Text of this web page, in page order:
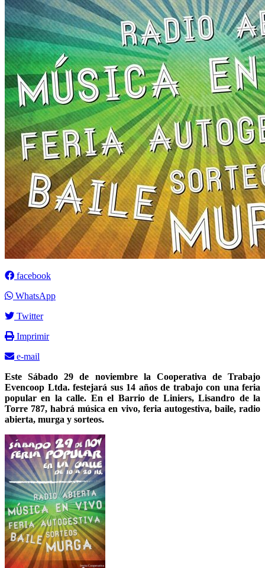
facebook
WhatsApp
Twitter
Imprimir
e-mail
Este Sábado 29 de noviembre la Cooperativa de Trabajo
Evencoop Ltda. festejará sus 14 años de trabajo con una feria
popular en la calle. En el Barrio de Liniers, Lisandro de la
Torre 787, habrá música en vivo, feria autogestiva, baile, radio
abierta, murga y sorteos.